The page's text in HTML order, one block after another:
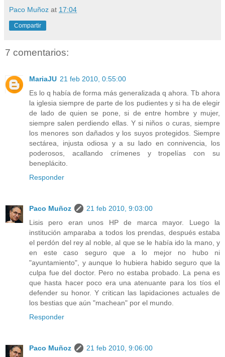
Paco Muñoz at 17:04
Compartir
7 comentarios:
MariaJU 21 feb 2010, 0:55:00
Es lo q había de forma más generalizada q ahora. Tb ahora
la iglesia siempre de parte de los pudientes y si ha de elegir
de lado de quien se pone, si de entre hombre y mujer,
siempre salen perdiendo ellas. Y si niños o curas, siempre
los menores son dañados y los suyos protegidos. Siempre
sectárea, injusta odiosa y a su lado en connivencia, los
poderosos, acallando crímenes y tropelías con su
beneplácito.
Responder
Paco Muñoz
21 feb 2010, 9:03:00
Lisis pero eran unos HP de marca mayor. Luego la
institución amparaba a todos los prendas, después estaba
el perdón del rey al noble, al que se le había ido la mano, y
en este caso seguro que a lo mejor no hubo ni
"ayuntamiento", y aunque lo hubiera habido seguro que la
culpa fue del doctor. Pero no estaba probado. La pena es
que hasta hacer poco era una atenuante para los tíos el
defender su honor. Y critican las lapidaciones actuales de
los bestias que aún "machean" por el mundo.
Responder
Paco Muñoz
21 feb 2010, 9:06:00